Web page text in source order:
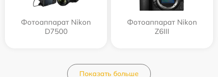
Фотоаппарат Nikon
D7500
Фотоаппарат Nikon
Z6III
Показать больше